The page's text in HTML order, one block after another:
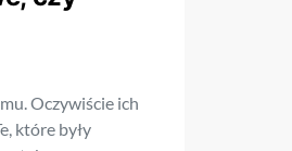
Oczywiście ich
które były